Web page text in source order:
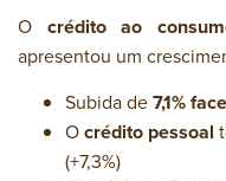
O crédito ao
apresentou um
Subida de7,1%
Ocrédito pessoal
(+7,3%)